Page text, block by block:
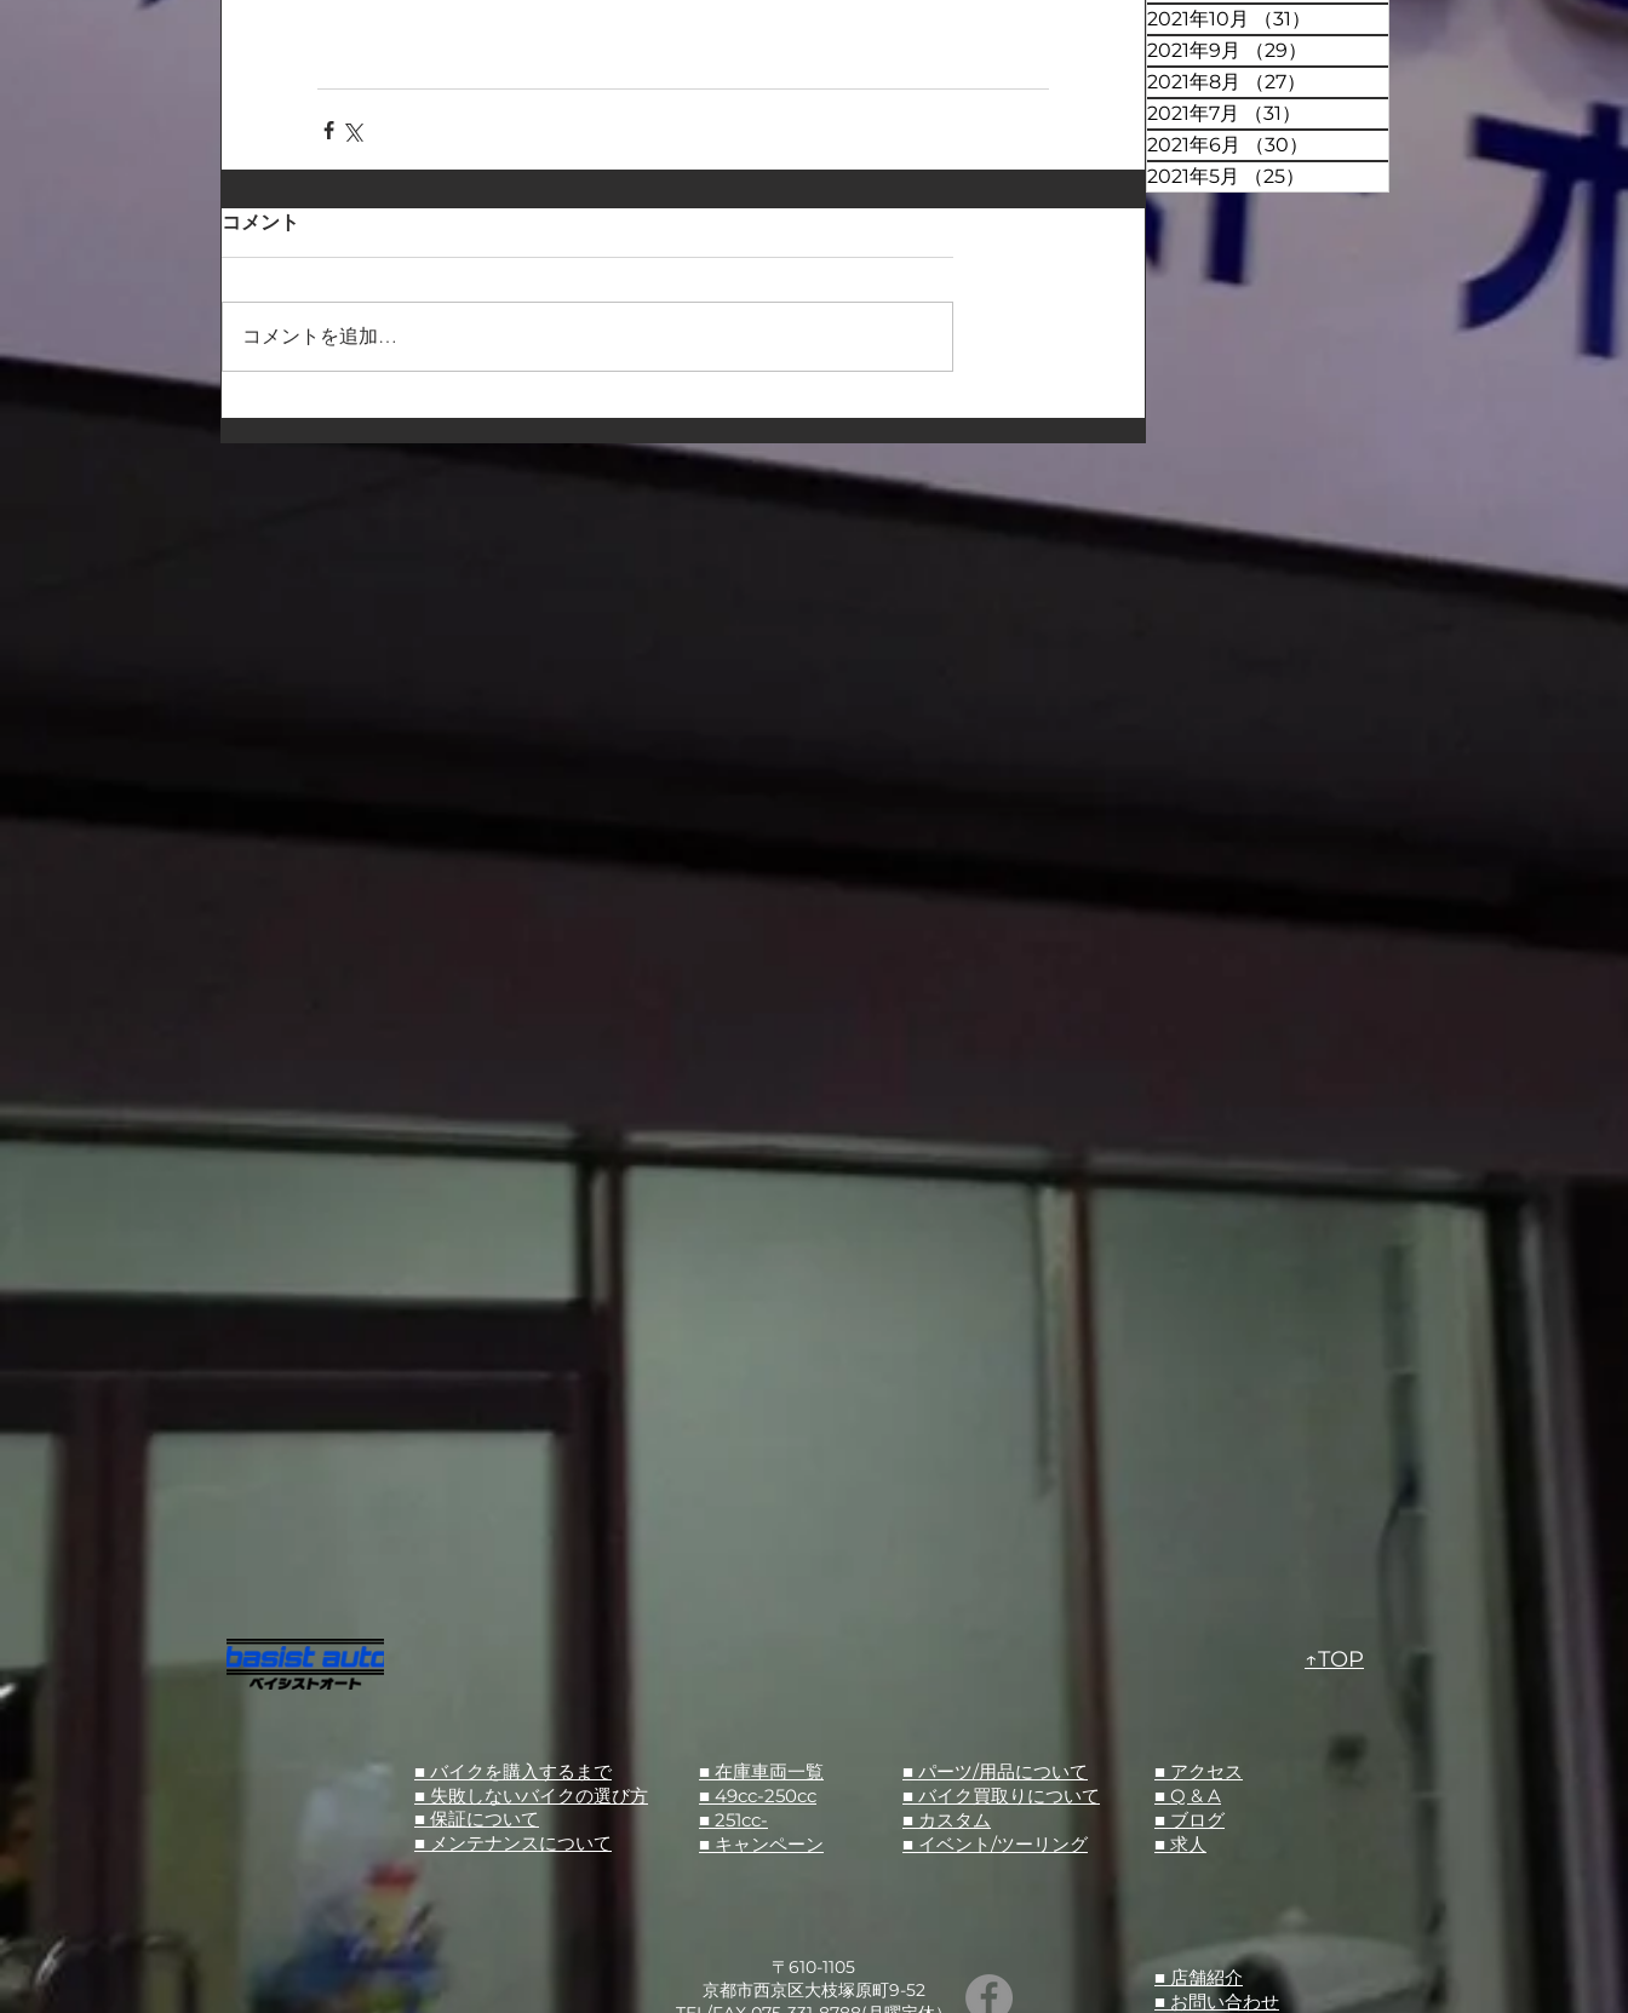
2021年10月
（31）
2021年9月
（29）
2021年8月
（27）
2021年7月
（31）
2021年6月
（30）
2021年5月
（25）
コメント
コメントを追加…
■ バイクを購入するまで
■ 失敗しないバイクの選び方
■ 保証について
■ メンテナンスについて
■ 在庫車両一覧
■ 49cc-250cc
■ 251cc-
■ キャンペーン
■ パーツ/用品について
​■ バイク買取りについて
​■ カスタム
​■ イベント/ツーリング
〒610-1105
京都市西京区大枝塚原町9-52
↑TOP
​■ アクセス
■ Q & A
​■ ブログ
​■ 求人
​■ 店舗紹介
■ お問い合わせ